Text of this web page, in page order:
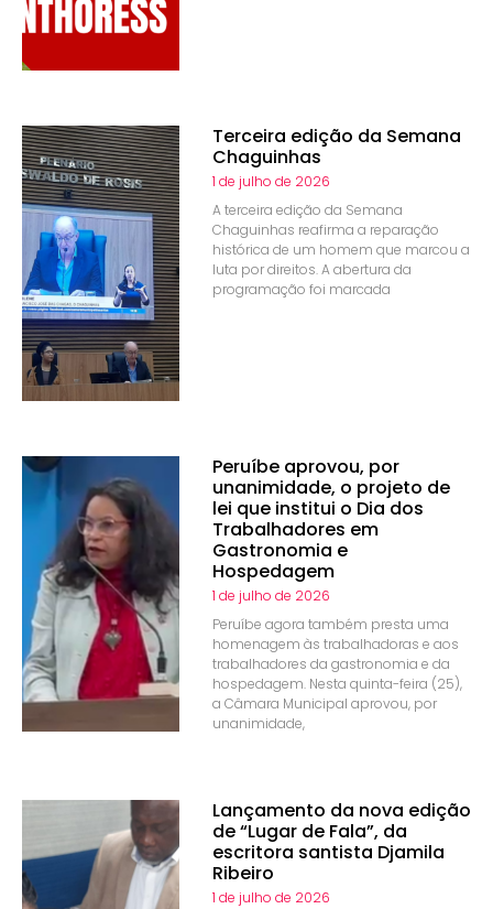
Terceira edição da Semana
Chaguinhas
1 de julho de 2026
A terceira edição da Semana
Chaguinhas reafirma a reparação
histórica de um homem que marcou a
luta por direitos. A abertura da
programação foi marcada
Peruíbe aprovou, por
unanimidade, o projeto de
lei que institui o Dia dos
Trabalhadores em
Gastronomia e
Hospedagem
1 de julho de 2026
Peruíbe agora também presta uma
homenagem às trabalhadoras e aos
trabalhadores da gastronomia e da
hospedagem. Nesta quinta-feira (25),
a Câmara Municipal aprovou, por
unanimidade,
Lançamento da nova edição
de “Lugar de Fala”, da
escritora santista Djamila
Ribeiro
1 de julho de 2026